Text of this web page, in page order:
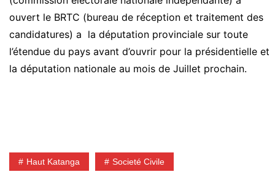
ouvert le BRTC (bureau de réception et traitement des
candidatures) a la députation provinciale sur toute
l’étendue du pays avant d’ouvrir pour la présidentielle et
la députation nationale au mois de Juillet prochain.
Haut Katanga Societé Civile